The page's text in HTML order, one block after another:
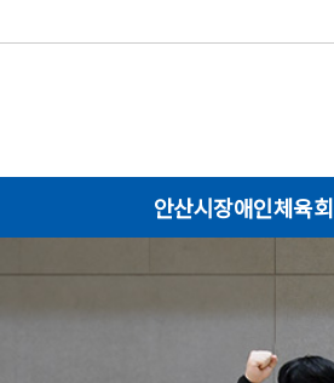
안산시장애인체육회